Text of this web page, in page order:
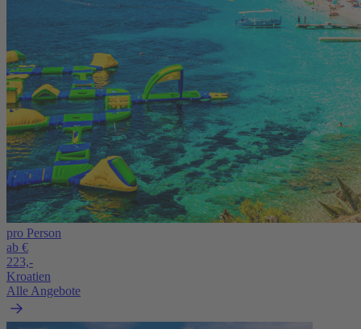
pro Person
ab €
223,-
Kroatien
Alle Angebote